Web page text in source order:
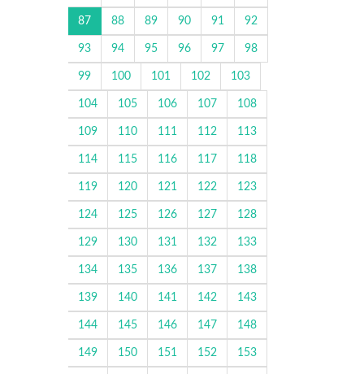
87 88 89 90 91 92
93 94 95 96 97 98
99 100 101 102 103
104 105 106 107 108
109 110 111 112 113
114 115 116 117 118
119 120 121 122 123
124 125 126 127 128
129 130 131 132 133
134 135 136 137 138
139 140 141 142 143
144 145 146 147 148
149 150 151 152 153